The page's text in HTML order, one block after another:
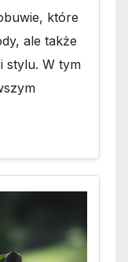
które
ale także
stylu. W tym